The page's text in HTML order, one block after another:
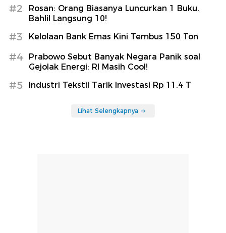
#2
Rosan: Orang Biasanya Luncurkan 1 Buku,
Bahlil Langsung 10!
#3 Kelolaan Bank Emas Kini Tembus 150 Ton
#4
Prabowo Sebut Banyak Negara Panik soal
Gejolak Energi: RI Masih Cool!
#5 Industri Tekstil Tarik Investasi Rp 11,4 T
Lihat Selengkapnya